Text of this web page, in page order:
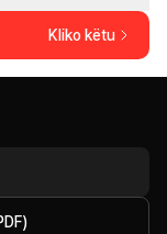
Kliko këtu